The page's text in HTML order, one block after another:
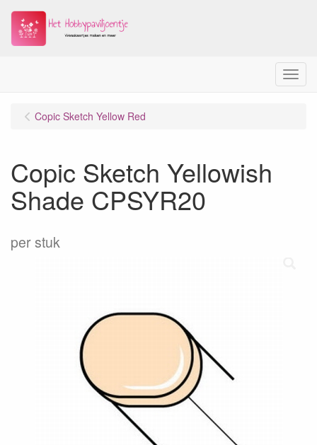
Menu
Copic Sketch Yellow Red
Copic Sketch Yellowish
Shade CPSYR20
per stuk